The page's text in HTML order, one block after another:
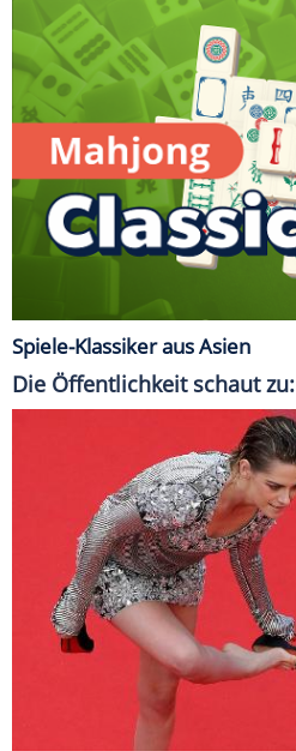
Spiele-Klassiker aus Asien
Die Öffentlichkeit schaut zu: